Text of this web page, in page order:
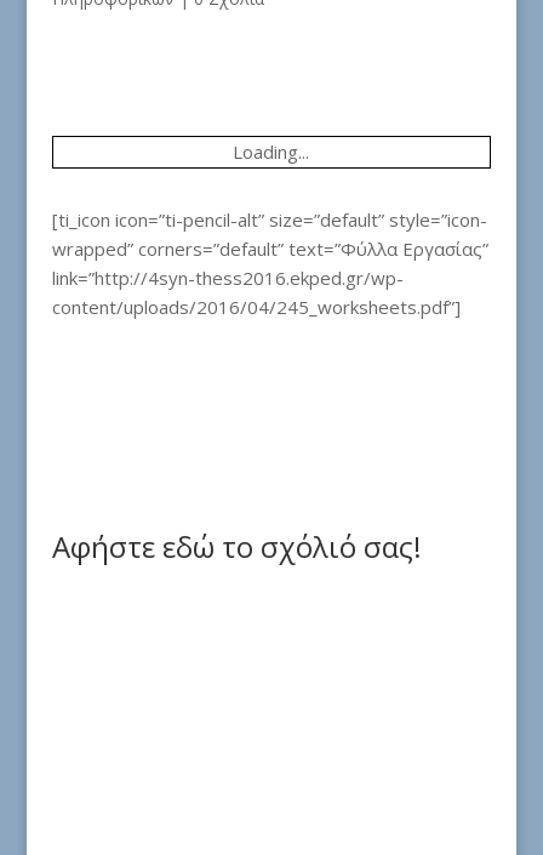
Loading...
[ti_icon icon=”ti-pencil-alt” size=”default” style=”icon-
wrapped” corners=”default” text=”Φύλλα Εργασίας”
link=”http://4syn-thess2016.ekped.gr/wp-
content/uploads/2016/04/245_worksheets.pdf”]
Αφήστε εδώ το σχόλιό σας!